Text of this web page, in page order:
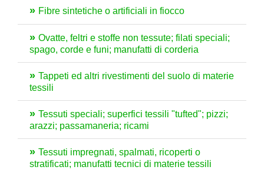
Fibre sintetiche o artificiali in fiocco
Ovatte, feltri e stoffe non tessute; filati speciali;
spago, corde e funi; manufatti di corderia
Tappeti ed altri rivestimenti del suolo di materie
tessili
Tessuti speciali; superfici tessili "tufted"; pizzi;
arazzi; passamaneria; ricami
Tessuti impregnati, spalmati, ricoperti o
stratificati; manufatti tecnici di materie tessili